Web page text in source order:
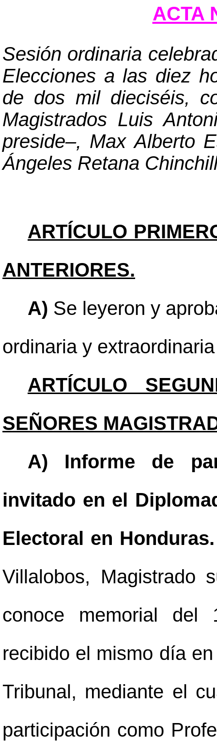
ACTA
Sesión ordinaria
Elecciones a las diez
de dos mil dieciséis,
Magistrados Luis
preside–, Max Alberto
Ángeles Retana
ARTÍCULO
ANTERIORES.
A) Se leyeron y
ordinaria y
ARTÍCULO
SEÑORES
A) Informe de
invitado en el
Electoral en
Villalobos, Magistrado
conoce memorial del
recibido el mismo día
Tribunal, mediante el
participación como